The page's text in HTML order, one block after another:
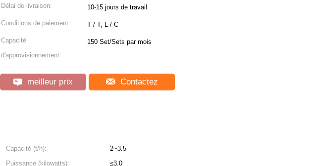
Délai de livraison: 10-15 jours de travail
Conditions de paiement: T / T, L / C
Capacité
d'approvisionnement:
150 Set/Sets par mois
meilleur prix Contactez
Capacité (t/h):
2~3.5
Puissance (kilowatts):
≤3.0